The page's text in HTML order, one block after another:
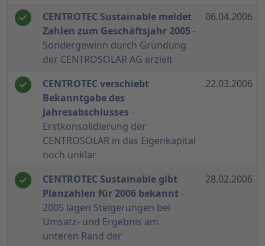
CENTROTEC Sustainable meldet
Zahlen zum Geschäftsjahr 2005 -
Sondergewinn durch Gründung
der CENTROSOLAR AG erzielt
06.04.2006
CENTROTEC verschiebt
Bekanntgabe des
Jahresabschlusses -
Erstkonsolidierung der
CENTROSOLAR in das Eigenkapital
noch unklar
22.03.2006
CENTROTEC Sustainable gibt
Planzahlen für 2006 bekannt -
2005 lagen Steigerungen bei
Umsatz- und Ergebnis am
unteren Rand der
28.02.2006